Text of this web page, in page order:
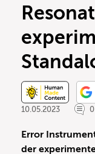
10.05.2023
0
Error
der